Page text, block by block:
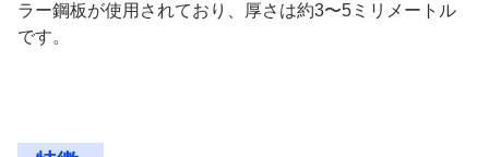
ラー鋼板が使用されており、厚さは約3〜5ミリメートル
です。